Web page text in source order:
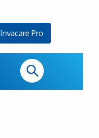
Invacare Pro